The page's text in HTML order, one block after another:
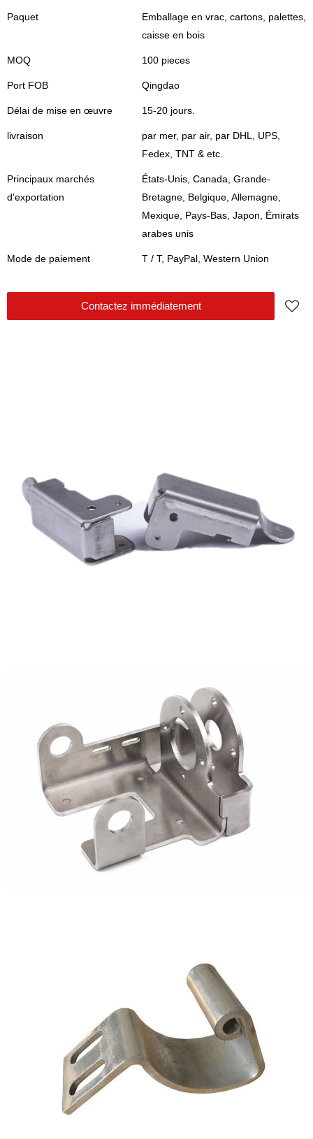
Paquet
Emballage en vrac, cartons, palettes,
caisse en bois
MOQ 100 pieces
Port FOB Qingdao
Délai de mise en œuvre 15-20 jours.
livraison
par mer, par air, par DHL, UPS,
Fedex, TNT & etc.
Principaux marchés
d'exportation
États-Unis, Canada, Grande-
Bretagne, Belgique, Allemagne,
Mexique, Pays-Bas, Japon, Émirats
arabes unis
Mode de paiement T / T, PayPal, Western Union
Contactez immédiatement